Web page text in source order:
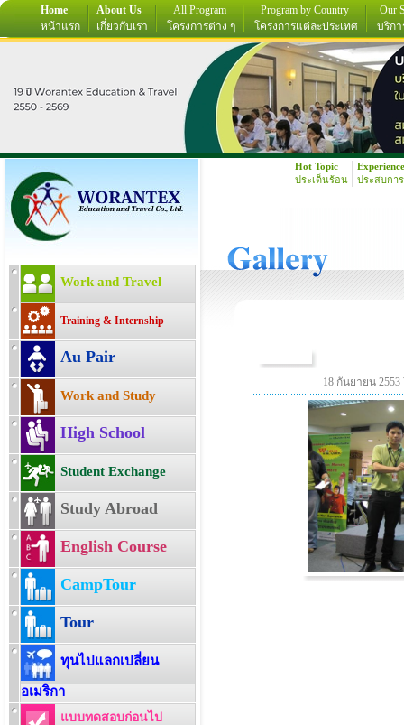
Home
หน้าแรก
About Us
เกี่ยวกับเรา
All Program
โครงการต่าง ๆ
Program by Country
โครงการแต่ละประเทศ
Our
บริกา
Work and Travel
Training & Internship
Au Pair
Work and Study
High School
Student Exchange
Study Abroad
English Course
CampTour
Tour
ทุนไปแลกเปลี่ยน
อเมริกา
แบบทดสอบก่อนไป
Hot Topic
ประเด็นร้อน
Experience
ประสบกา
18 กันยายน 2553